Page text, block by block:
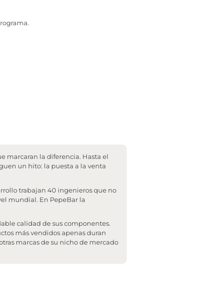
marcaran la diferencia. Hasta el
un hito: la puesta a la venta
trabajan 40 ingenieros que no
mundial. En PepeBar la
calidad de sus componentes.
más vendidos apenas duran
marcas de su nicho de mercado